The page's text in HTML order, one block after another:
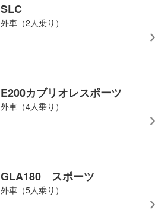
SLC
外車（2人乗り）
E200カブリオレスポーツ
外車（4人乗り）
GLA180 スポーツ
外車（5人乗り）